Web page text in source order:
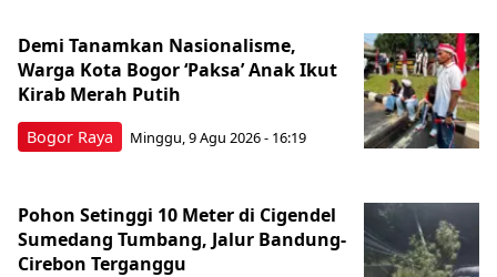
Bogor Raya
Demi Tanamkan Nasionalisme,
Warga Kota Bogor ‘Paksa’ Anak Ikut
Kirab Merah Putih
Minggu, 9 Agu 2026 - 16:19
Pohon Setinggi 10 Meter di Cigendel
Sumedang Tumbang, Jalur Bandung-
Cirebon Terganggu